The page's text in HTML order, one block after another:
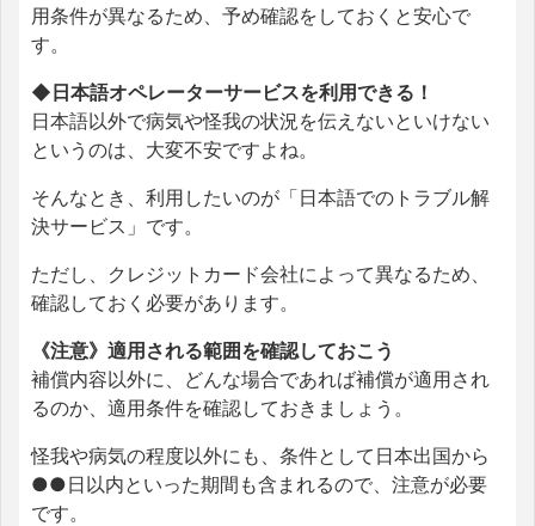
用条件が異なるため、予め確認をしておくと安心で
す。
◆日本語オペレーターサービスを利用できる！
日本語以外で病気や怪我の状況を伝えないといけない
というのは、大変不安ですよね。
そんなとき、利用したいのが「日本語でのトラブル解
決サービス」です。
ただし、クレジットカード会社によって異なるため、
確認しておく必要があります。
《注意》適用される範囲を確認しておこう
補償内容以外に、どんな場合であれば補償が適用され
るのか、適用条件を確認しておきましょう。
怪我や病気の程度以外にも、条件として日本出国から
●●日以内といった期間も含まれるので、注意が必要
です。